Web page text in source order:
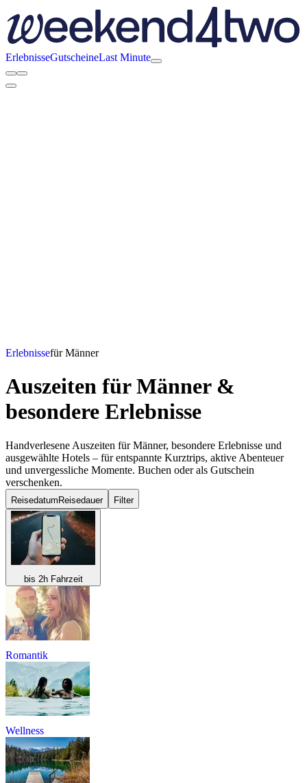
ErlebnisseGutscheineLast Minute
Erlebnissefür Männer
Auszeiten für Männer &
besondere Erlebnisse
Handverlesene Auszeiten für Männer, besondere Erlebnisse und
ausgewählte Hotels – für entspannte Kurztrips, aktive Abenteuer
und unvergessliche Momente. Buchen oder als Gutschein
verschenken.
Reisedatum Reisedauer Filter
bis 2h Fahrzeit
Romantik
Wellness